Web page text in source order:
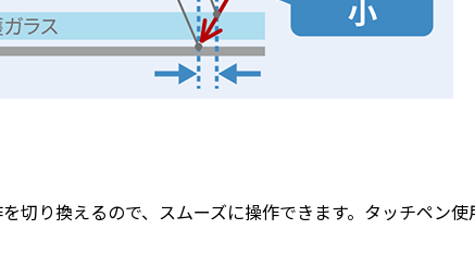
切り換えるので、スムーズに操作できます。タッチペン